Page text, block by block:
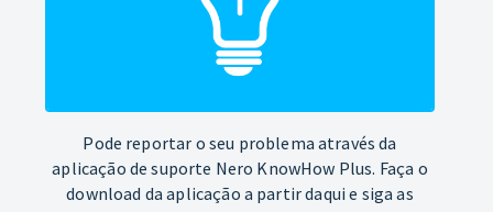
Pode reportar o seu problema através da
aplicação de suporte Nero KnowHow Plus. Faça o
download da aplicação a partir daqui e siga as